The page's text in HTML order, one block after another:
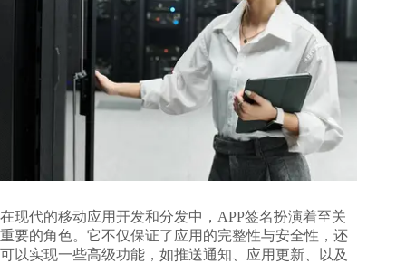
在现代的移动应用开发和分发中，APP签名扮演着至关
重要的角色。它不仅保证了应用的完整性与安全性，还
可以实现一些高级功能，如推送通知、应用更新、以及